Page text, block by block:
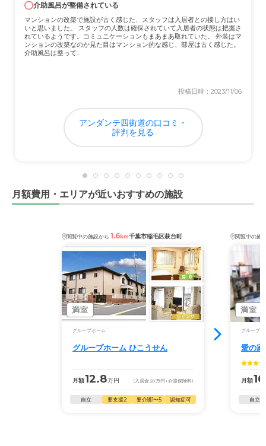
介助風呂が整備されている
マンションの改築で施設が古く感じた、スタッフは入居者との接し方はい
いと思いました。 スタッフの人数は確保されていて入居者の状態は把握さ
れているようです。コミュニケーションもまあまあ取れていた。 外装はマ
ンションの改築なのか見た目はマンション的な感じ、部屋は古く感じた。
介助風呂は整って...
投稿日時：2023/11/06
アンダンテ四街道の口コミ・
評判を見る
月額費用・エリアが近いおすすめの施設
閲覧中の施設から 1.6km千葉市稲毛区萩台町
満室
グループホーム
グループホーム ひこうせん
月額12.8万円 (入居金30万円 +介護保険料)
自立 要支援2 要介護1〜5 認知症可
閲覧中の施
満室
グループホ
愛の
月額
自立